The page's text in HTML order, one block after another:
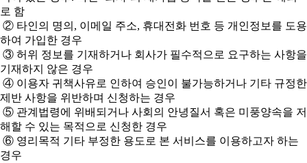
로 함
② 타인의 명의, 이메일 주소, 휴대전화 번호 등 개인정보를 도용
하여 가입한 경우
③ 허위 정보를 기재하거나 회사가 필수적으로 요구하는 사항을
기재하지 않은 경우
④ 이용자 귀책사유로 인하여 승인이 불가능하거나 기타 규정한
제반 사항을 위반하며 신청하는 경우
⑤ 관계법령에 위배되거나 사회의 안녕질서 혹은 미풍양속을 저
해할 수 있는 목적으로 신청한 경우
⑥ 영리목적 기타 부정한 용도로 본 서비스를 이용하고자 하는
경우